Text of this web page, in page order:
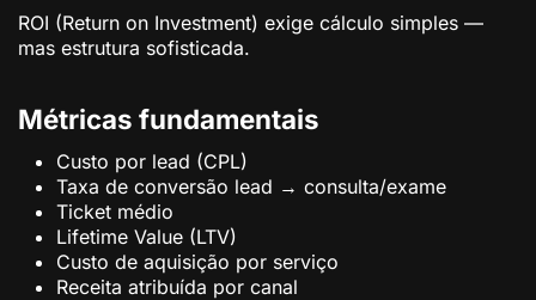
ROI (Return on Investment) exige cálculo simples —
mas estrutura sofisticada.
Métricas fundamentais
Custo por lead (CPL)
Taxa de conversão lead → consulta/exame
Ticket médio
Lifetime Value (LTV)
Custo de aquisição por serviço
Receita atribuída por canal